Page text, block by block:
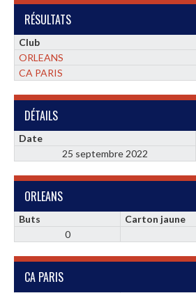
RÉSULTATS
Club
ORLEANS
CA PARIS
DÉTAILS
Date
25 septembre 2022
ORLEANS
Buts Carton jaune
0
CA PARIS